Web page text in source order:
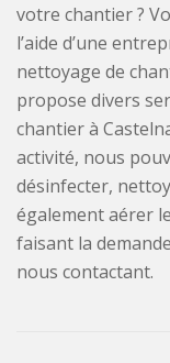
votre chantier ?
l’aide d’une
nettoyage de
propose divers
chantier à
activité, nous
désinfecter,
également aérer
faisant la
nous contactant.